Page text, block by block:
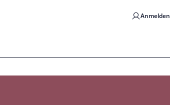
Anmelden